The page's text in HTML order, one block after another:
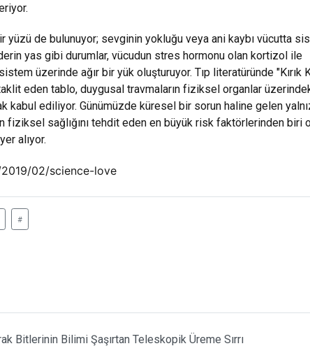
yüzü de bulunuyor; sevginin yokluğu veya ani kaybı vücutta
yas gibi durumlar, vücudun stres hormonu olan kortizol ile
üzerinde ağır bir yük oluşturuyor. Tıp literatüründe "Kırık
eden tablo, duygusal travmaların fiziksel organlar
ediliyor. Günümüzde küresel bir sorun haline gelen
sağlığını tehdit eden en büyük risk faktörlerinden biri
alıyor.
02/science-love
#
Bitlerinin Bilimi Şaşırtan Teleskopik Üreme Sırrı